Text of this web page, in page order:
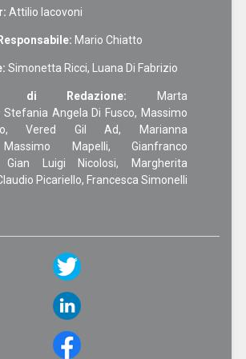
Attilio Iacovoni
Mario Chiatto
Simonetta Ricci, Luana Di Fabrizio
di Redazione: Marta
Stefania Angela Di Fusco, Massimo
Vered Gil Ad, Marianna
Massimo Mapelli, Gianfranco
Gian Luigi Nicolosi, Margherita
Picariello, Francesca Simonelli